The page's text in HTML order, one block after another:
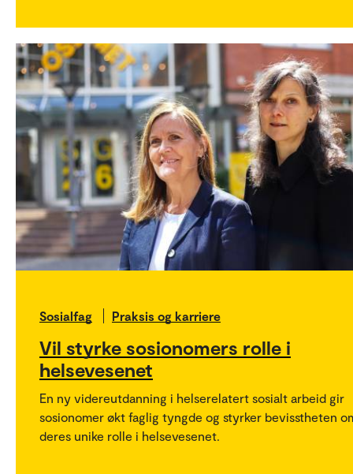
Sosialfag Praksis og karriere
Vil styrke sosionomers rolle i
helsevesenet
En ny videreutdanning i helserelatert sosialt arbeid gir
sosionomer økt faglig tyngde og styrker bevisstheten
deres unike rolle i helsevesenet.